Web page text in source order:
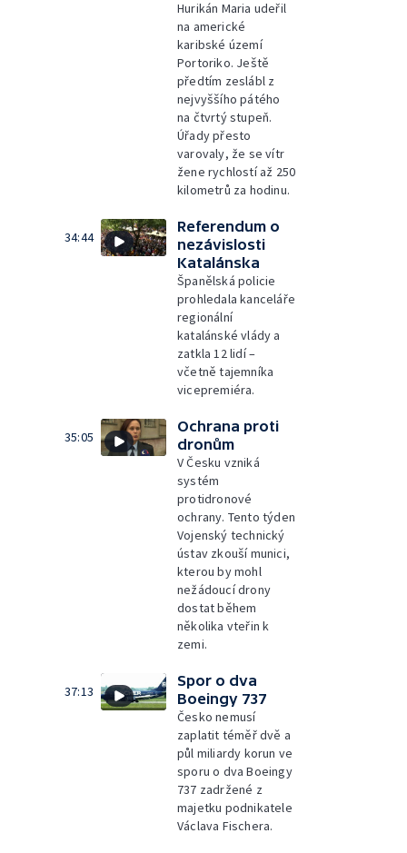
Hurikán Maria udeřil
na americké
karibské území
Portoriko. Ještě
předtím zeslábl z
nejvyššího pátého
na čtvrtý stupeň.
Úřady přesto
varovaly, že se vítr
žene rychlostí až 250
kilometrů za hodinu.
34:44
Referendum o
nezávislosti
Katalánska
Španělská policie
prohledala kanceláře
regionální
katalánské vlády a
zatkla 12 lidí –
včetně tajemníka
vicepremiéra.
35:05
Ochrana proti
dronům
V Česku vzniká
systém
protidronové
ochrany. Tento týden
Vojenský technický
ústav zkouší munici,
kterou by mohl
nežádoucí drony
dostat během
několika vteřin k
zemi.
37:13
Spor o dva
Boeingy 737
Česko nemusí
zaplatit téměř dvě a
půl miliardy korun ve
sporu o dva Boeingy
737 zadržené z
majetku podnikatele
Václava Fischera.